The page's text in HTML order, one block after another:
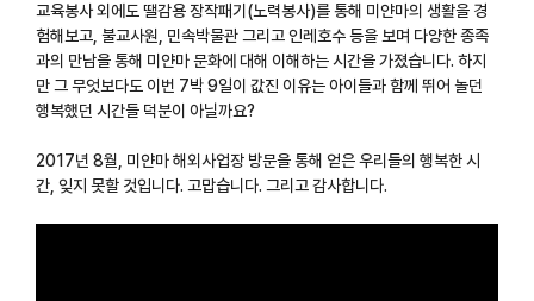
교육봉사 외에도 땔감용 장작패기(노력봉사)를 통해 미얀마의 생활을 경
험해보고, 불교사원, 민속박물관 그리고 인레호수 등을 보며 다양한 종족
과의 만남을 통해 미얀마 문화에 대해 이해하는 시간을 가졌습니다. 하지
만 그 무엇보다도 이번 7박 9일이 값진 이유는 아이들과 함께 뛰어 놀던
행복했던 시간들 덕분이 아닐까요?
2017년 8월, 미얀마 해외사업장 방문을 통해 얻은 우리들의 행복한 시
간, 잊지 못할 것입니다. 고맙습니다. 그리고 감사합니다.